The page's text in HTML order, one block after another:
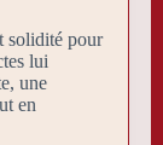
solidité pour
lui
une
en